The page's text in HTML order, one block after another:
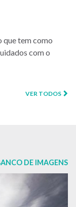
que tem como
com o
VER TODOS
DE IMAGENS